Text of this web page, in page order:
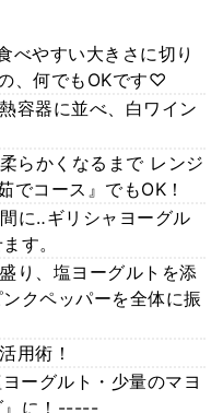
べやすい大きさに切り
、何でもOKです♡
容器に並べ、白ワイン
らかくなるまで レンジ
でコース』でもOK！
に‥ギリシャヨーグル
す。
り、塩ヨーグルトを添
クペッパーを全体に振
用術！
ーグルト・少量のマヨ
』に！-----